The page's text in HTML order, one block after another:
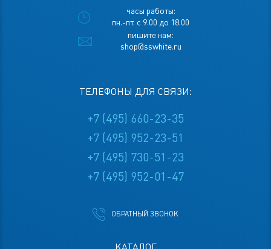
часы работы:
пн.-пт. с 9.00 до 18.00
пишите нам:
shop@sswhite.ru
ТЕЛЕФОНЫ ДЛЯ СВЯЗИ:
+7 (495) 660-23-35
+7 (495) 952-23-51
+7 (495) 730-51-23
+7 (495) 952-01-47
ОБРАТНЫЙ ЗВОНОК